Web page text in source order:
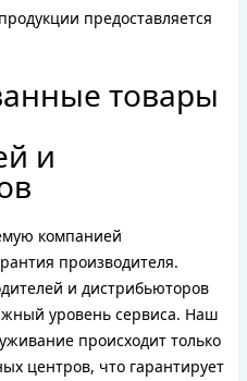
предоставляется
товары
и
компанией
производителя.
и дистрибьюторов
уровень сервиса. Наш
происходит только
центров, что гарантирует